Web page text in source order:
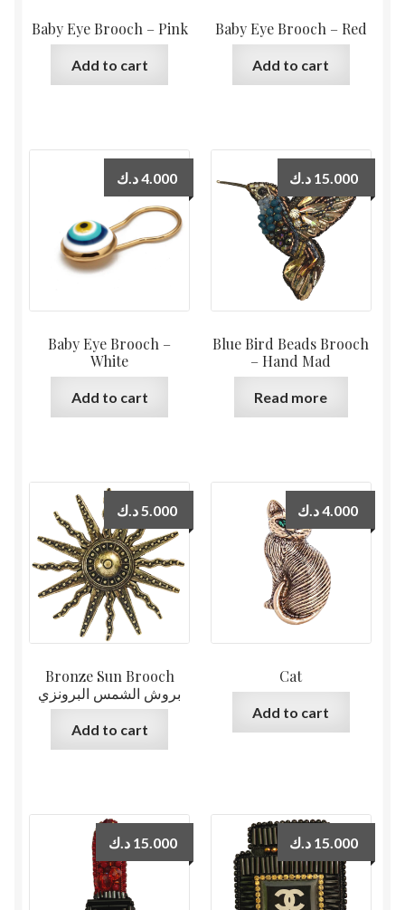
Baby Eye Brooch – Pink
Add to cart
Baby Eye Brooch – Red
Add to cart
Baby Eye Brooch –
White
4.000د.ك
Add to cart
Blue Bird Beads Brooch
– Hand Mad
15.000 د.ك
Read more
Bronze Sun Brooch
بروش الشمس البرونزي
5.000 د.ك
Add to cart
Cat
4.000د.ك
Add to cart
15.000 د.ك 15.000 د.ك